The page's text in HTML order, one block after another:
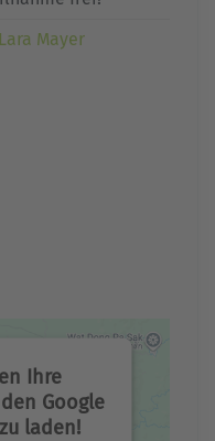
Lara Mayer
Ihre
Google
laden!